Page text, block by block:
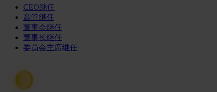
CEO继任
高管继任
董事会继任
董事长继任
委员会主席继任